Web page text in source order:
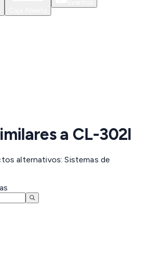
a CL-302I
alternativos: Sistemas de